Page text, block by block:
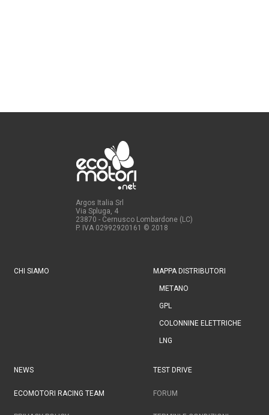
Argos Italia Srl
Via Spluga, 4
23870 - Cernusco Lombardone (LC)
P. IVA 02992920161 © 2018
CHI SIAMO MAPPA DISTRIBUTORI
METANO
GPL
COLONNINE ELETTRICHE
LNG
NEWS TEST DRIVE
ECOMOTORI RACING TEAM FORUM